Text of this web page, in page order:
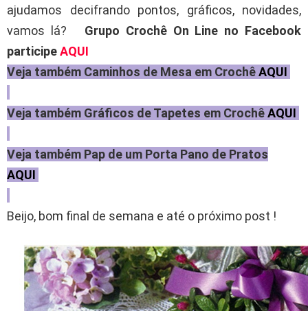
ajudamos decifrando pontos, gráficos, novidades,
vamos lá? Grupo Crochê On Line no Facebook
participeAQUI
Veja também Caminhos de Mesa em CrochêAQUI
Veja também Gráficos de Tapetes em CrochêAQUI
Veja também Pap de um Porta Pano de Pratos
AQUI
Beijo, bom final de semana e até o próximo post !